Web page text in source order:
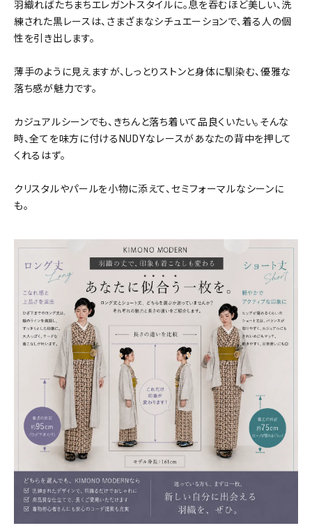
羽織ればたちまちエレガントスタイルに。息を吞むほど美しい、洗
練された黒レースは、さまざまなシチュエーションで、着る人の個
性を引き出します。
薄手のように見えますが、しっとりストンと身体に馴染む、優雅な
落ち感が魅力です。
カジュアルシーンでも、きちんと落ち着いて品良くいたい。そんな
時、全てを味方に付けるNUDYなレースがあなたの背中を押して
くれるはず。
クリスタルやパールを小物に添えて、セミフォーマルなシーンに
も。